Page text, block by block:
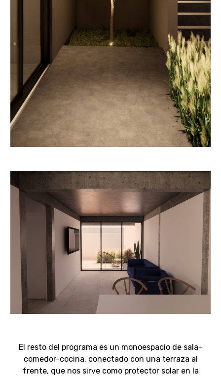
El resto del programa es un monoespacio de sala-
comedor-cocina, conectado con una terraza al
frente, que nos sirve como protector solar en la